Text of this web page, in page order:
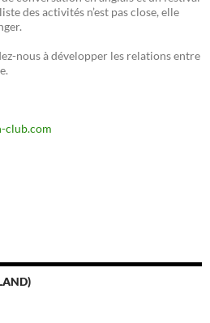
des activités n’est pas close, elle
nous à développer les relations entre
club.com